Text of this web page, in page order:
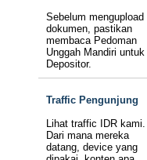
Sebelum mengupload
dokumen, pastikan
membaca Pedoman
Unggah Mandiri untuk
Depositor.
Traffic Pengunjung
Lihat traffic IDR kami.
Dari mana mereka
datang, device yang